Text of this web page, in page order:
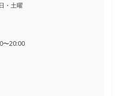
・土曜
20:00